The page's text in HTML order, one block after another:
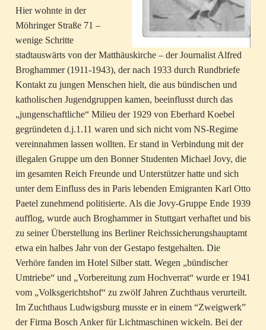
Hier wohnte in der
Möhringer Straße 71 –
wenige Schritte
stadtauswärts von der Matthäuskirche – der Journalist Alfred
Broghammer (1911-1943), der nach 1933 durch Rundbriefe
Kontakt zu jungen Menschen hielt, die aus bündischen und
katholischen Jugendgruppen kamen, beeinflusst durch das
„jungenschaftliche“ Milieu der 1929 von Eberhard Koebel
gegründeten d.j.1.11 waren und sich nicht vom NS-Regime
vereinnahmen lassen wollten. Er stand in Verbindung mit der
illegalen Gruppe um den Bonner Studenten Michael Jovy, die
im gesamten Reich Freunde und Unterstützer hatte und sich
unter dem Einfluss des in Paris lebenden Emigranten Karl Otto
Paetel zunehmend politisierte. Als die Jovy-Gruppe Ende 1939
aufflog, wurde auch Broghammer in Stuttgart verhaftet und bis
zu seiner Überstellung ins Berliner Reichssicherungshauptamt
etwa ein halbes Jahr von der Gestapo festgehalten. Die
Verhöre fanden im Hotel Silber statt. Wegen „bündischer
Umtriebe“ und „Vorbereitung zum Hochverrat“ wurde er 1941
vom „Volksgerichtshof“ zu zwölf Jahren Zuchthaus verurteilt.
Im Zuchthaus Ludwigsburg musste er in einem “Zweigwerk”
der Firma Bosch Anker für Lichtmaschinen wickeln. Bei der